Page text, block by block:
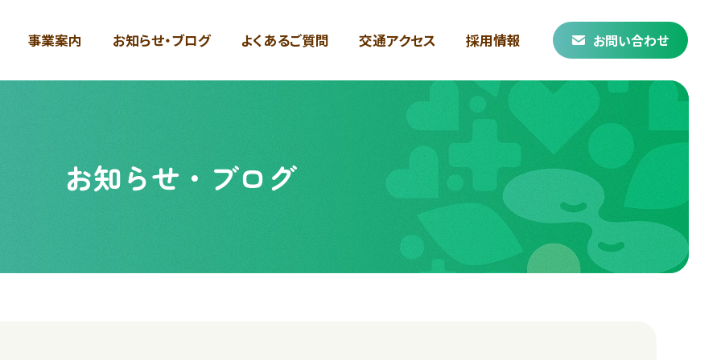
事業案内 お知らせ・ブログ よくあるご質問 交通アクセス 採用情報 お問い合わせ
お知らせ・ブログ